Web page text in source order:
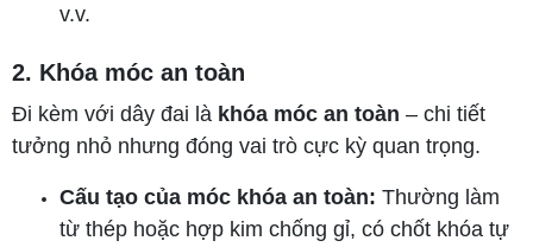
v.v.
2. Khóa móc an toàn
Đi kèm với dây đai là khóa móc an toàn – chi tiết
tưởng nhỏ nhưng đóng vai trò cực kỳ quan trọng.
Cấu tạo của móc khóa an toàn: Thường làm
từ thép hoặc hợp kim chống gỉ, có chốt khóa tự